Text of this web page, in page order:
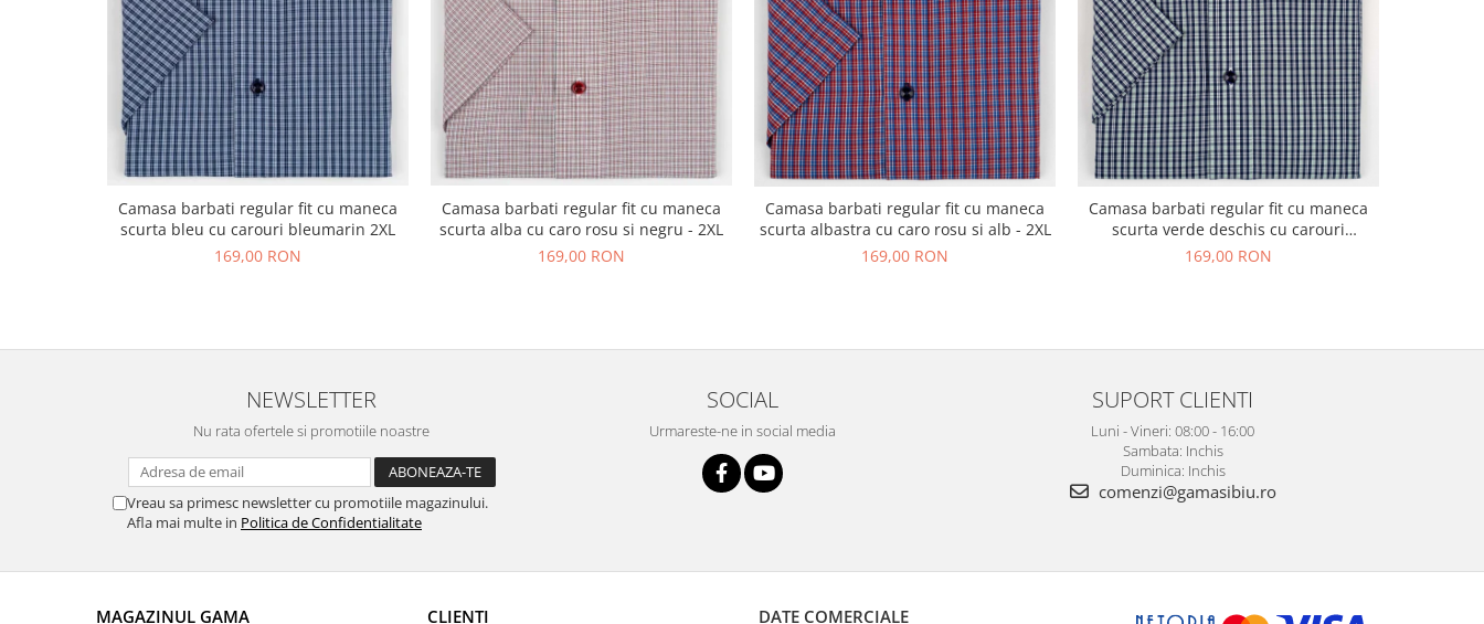
Camasa barbati regular fit cu maneca
scurta bleu cu carouri bleumarin 2XL
169,00 RON
Camasa barbati regular fit cu maneca
scurta alba cu caro rosu si negru - 2XL
169,00 RON
Camasa barbati regular fit cu maneca
scurta albastra cu caro rosu si alb - 2XL
169,00 RON
Camasa barbati regular fit cu maneca
scurta verde deschis cu carouri
bleumarin si albe 2XL
169,00 RON
NEWSLETTER
Nu rata ofertele si promotiile noastre
Vreau sa primesc newsletter cu promotiile magazinului.
Afla mai multe in Politica de Confidentialitate
SOCIAL
Urmareste-ne in social media
SUPORT CLIENTI
Luni - Vineri: 08:00 - 16:00
Sambata: Inchis
Duminica: Inchis
comenzi@gamasibiu.ro
MAGAZINUL GAMA CLIENTI DATE COMERCIALE